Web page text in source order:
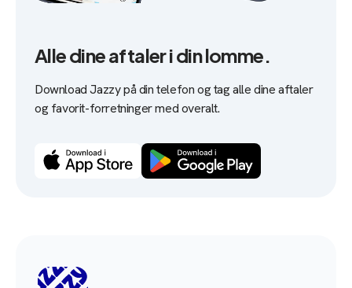
Alle dine aftaler i din lomme.
Download Jazzy på din telefon og tag alle dine aftaler
og favorit-forretninger med overalt.